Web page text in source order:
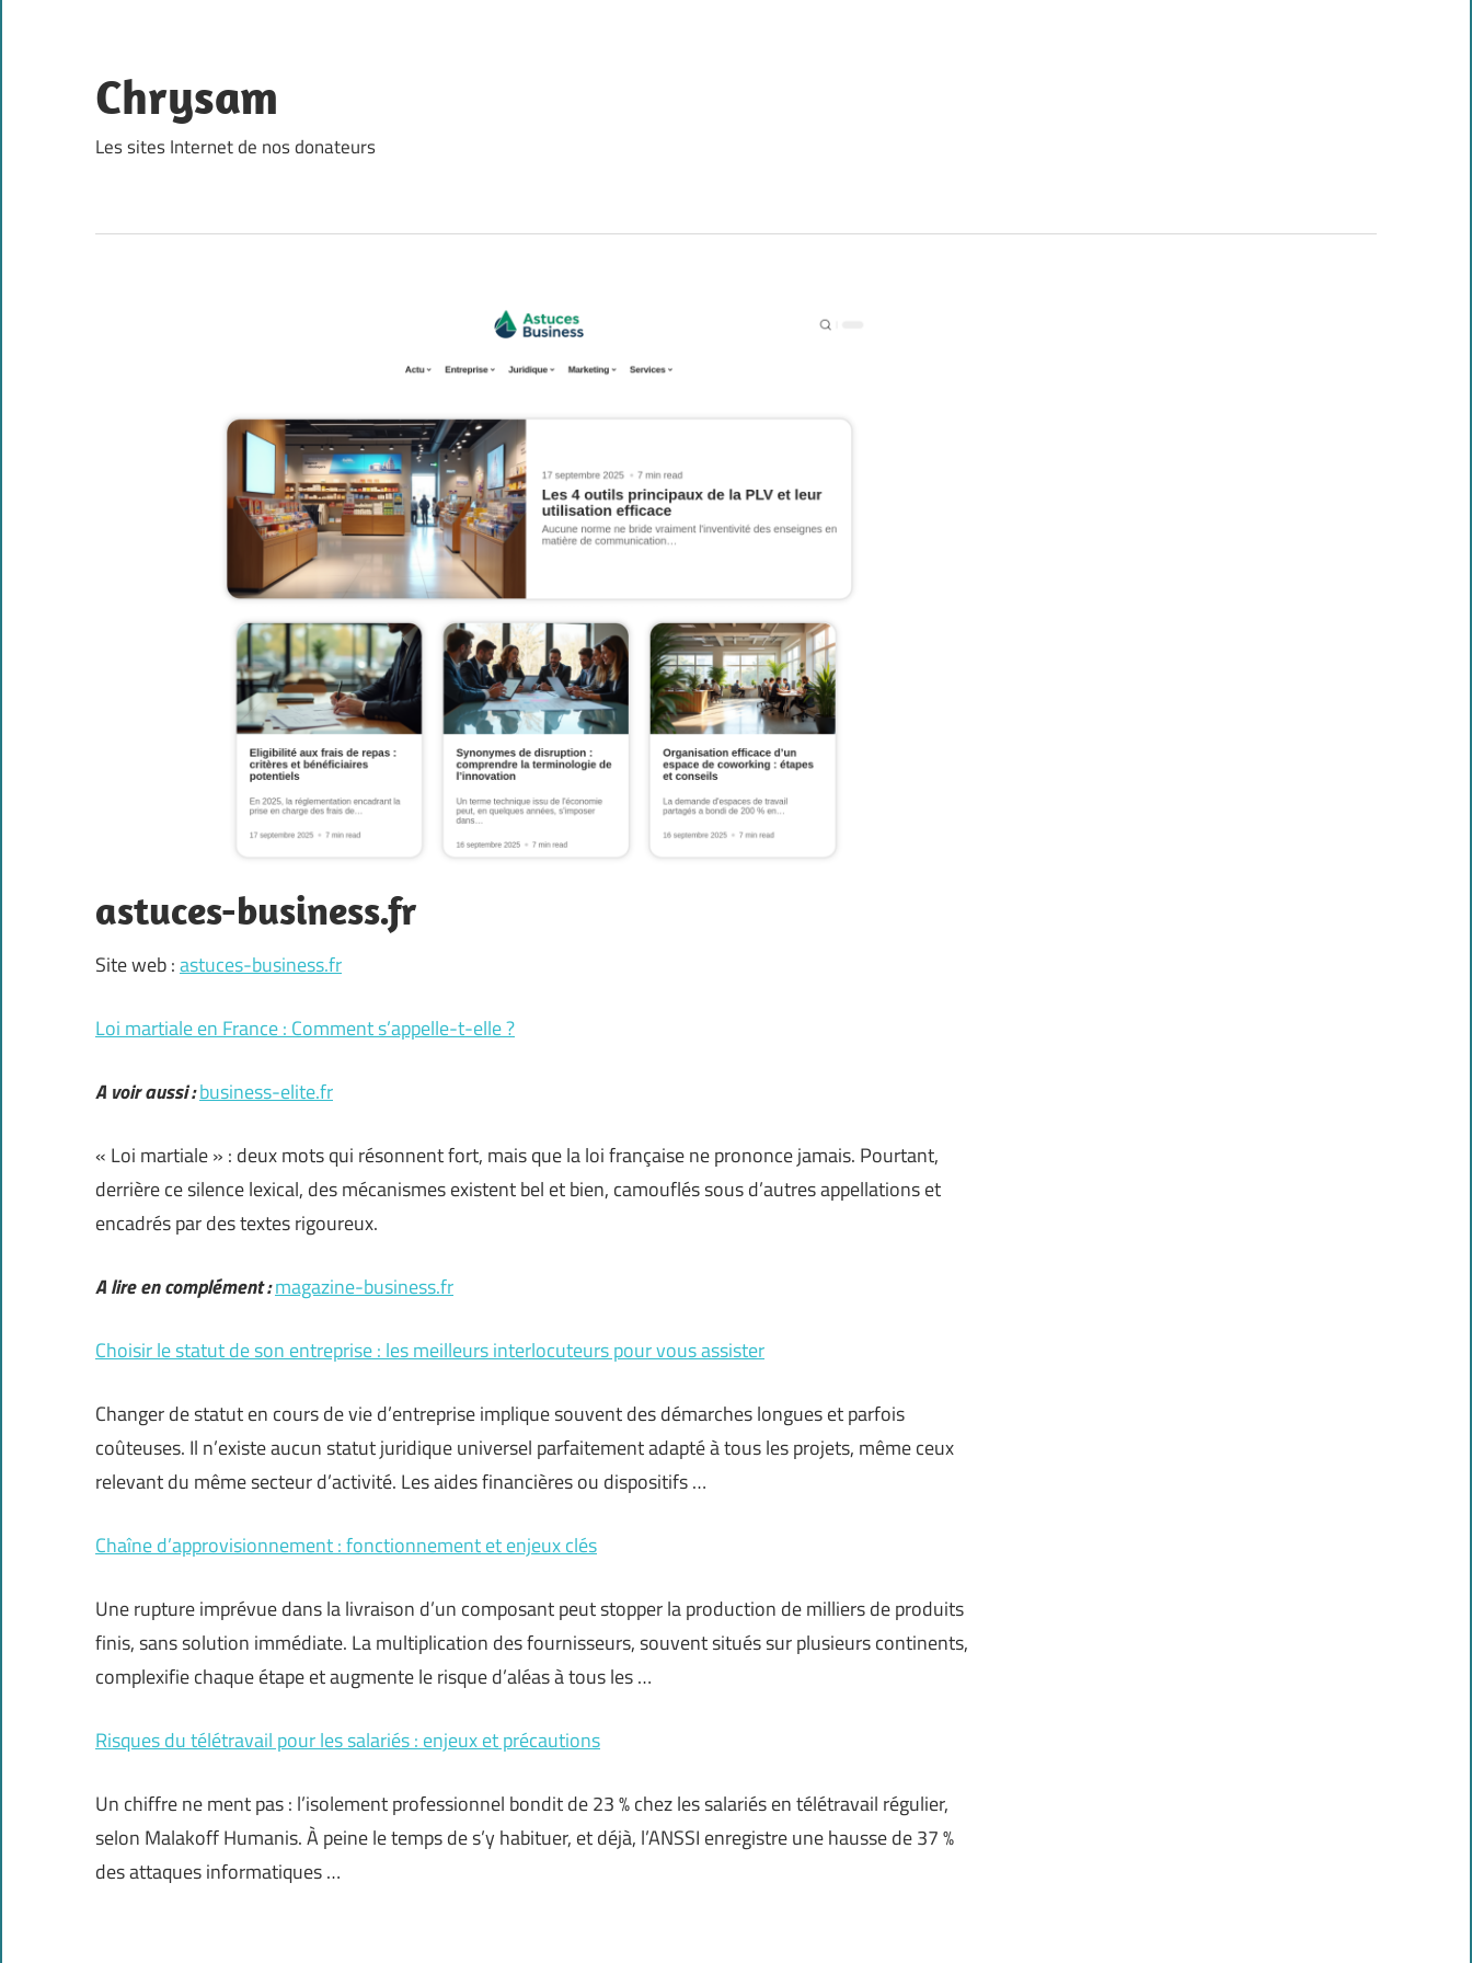
content
Chrysam
Les sites Internet de nos donateurs
astuces-business.fr
Site web :astuces-business.fr
Loi martiale en France : Comment s’appelle-t-elle ?
A voir aussi :business-elite.fr
« Loi martiale » : deux mots qui résonnent fort, mais que la loi française ne prononce jamais. Pourtant,
derrière ce silence lexical, des mécanismes existent bel et bien, camouflés sous d’autres appellations et
encadrés par des textes rigoureux.
A lire en complément :magazine-business.fr
Choisir le statut de son entreprise : les meilleurs interlocuteurs pour vous assister
Changer de statut en cours de vie d’entreprise implique souvent des démarches longues et parfois
coûteuses. Il n’existe aucun statut juridique universel parfaitement adapté à tous les projets, même ceux
relevant du même secteur d’activité. Les aides financières ou dispositifs …
Chaîne d’approvisionnement : fonctionnement et enjeux clés
Une rupture imprévue dans la livraison d’un composant peut stopper la production de milliers de produits
finis, sans solution immédiate. La multiplication des fournisseurs, souvent situés sur plusieurs continents,
complexifie chaque étape et augmente le risque d’aléas à tous les …
Risques du télétravail pour les salariés : enjeux et précautions
Un chiffre ne ment pas : l’isolement professionnel bondit de 23 % chez les salariés en télétravail régulier,
selon Malakoff Humanis. À peine le temps de s’y habituer, et déjà, l’ANSSI enregistre une hausse de 37 %
des attaques informatiques …